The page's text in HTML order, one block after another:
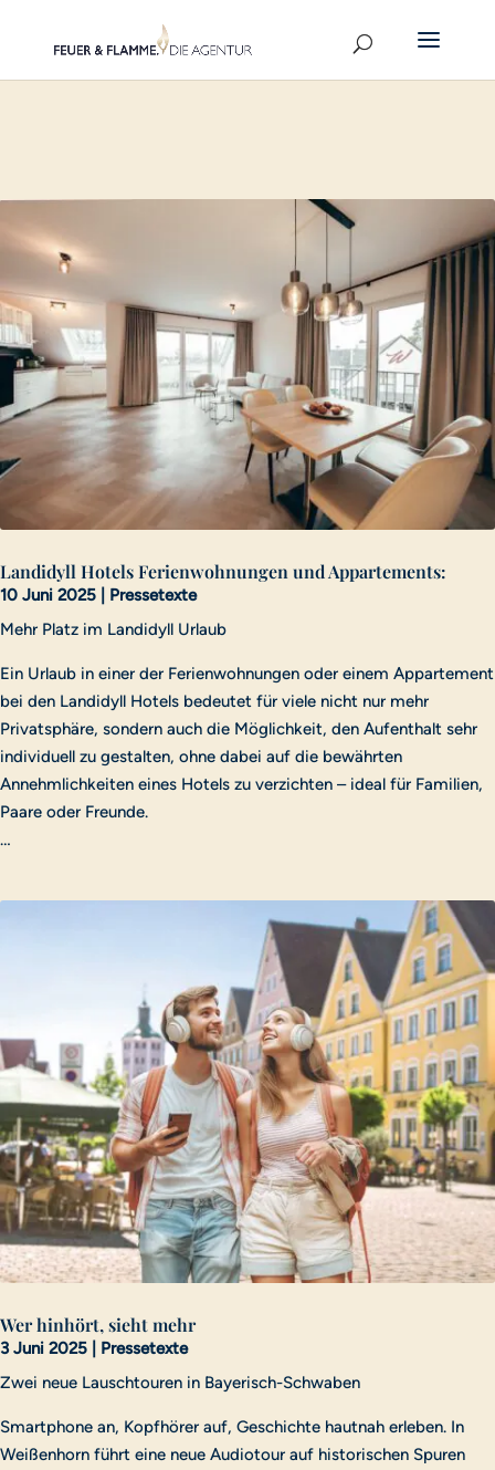
Landidyll Hotels Ferienwohnungen und Appartements:
10 Juni 2025
Pressetexte
Mehr Platz im Landidyll Urlaub
Ein Urlaub in einer der Ferienwohnungen oder einem Appartement
bei den Landidyll Hotels bedeutet für viele nicht nur mehr
Privatsphäre, sondern auch die Möglichkeit, den Aufenthalt sehr
individuell zu gestalten, ohne dabei auf die bewährten
Annehmlichkeiten eines Hotels zu verzichten – ideal für Familien,
Paare oder Freunde.
…
Wer hinhört, sieht mehr
3 Juni 2025
Pressetexte
Zwei neue Lauschtouren in Bayerisch-Schwaben
Smartphone an, Kopfhörer auf, Geschichte hautnah erleben. In
Weißenhorn führt eine neue Audiotour auf historischen Spuren